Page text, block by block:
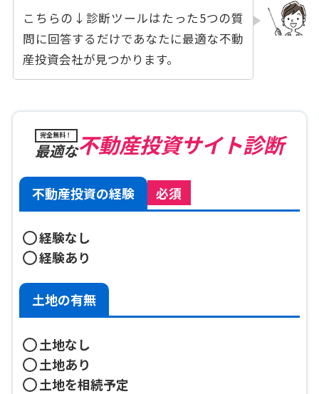
こちらの↓診断ツールはたった5つの質
問に回答するだけであなたに最適な不動
産投資会社が見つかります。
完全無料！
最適な不動産投資サイト診断
不動産投資の経験 必須
経験なし
経験あり
土地の有無
土地なし
土地あり
土地を相続予定